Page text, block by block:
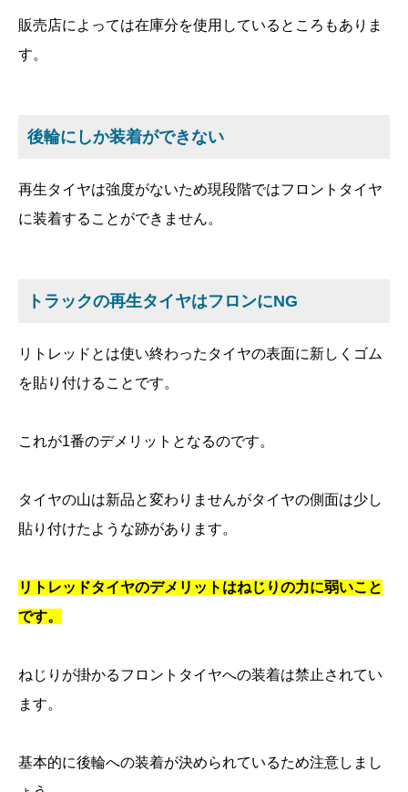
販売店によっては在庫分を使用しているところもありま
す。
後輪にしか装着ができない
再生タイヤは強度がないため現段階ではフロントタイヤ
に装着することができません。
トラックの再生タイヤはフロンにNG
リトレッドとは使い終わったタイヤの表面に新しくゴム
を貼り付けることです。
これが1番のデメリットとなるのです。
タイヤの山は新品と変わりませんがタイヤの側面は少し
貼り付けたような跡があります。
リトレッドタイヤのデメリットはねじりの力に弱いこと
です。
ねじりが掛かるフロントタイヤへの装着は禁止されてい
ます。
基本的に後輪への装着が決められているため注意しまし